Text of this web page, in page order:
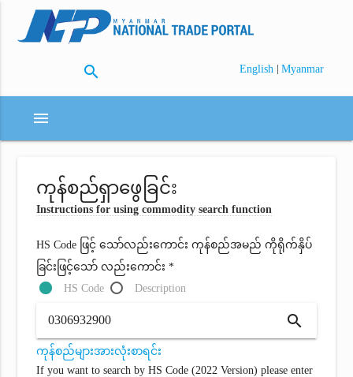
search English | Myanmar
menu
ကုန်စည်ရှာဖွေခြင်း
Instructions for using commodity search function
HS Code ဖြင့် သော်လည်းကောင်း ကုန်စည်အမည် ကိုရိုက်နှိပ်
ခြင်းဖြင့်သော် လည်းကောင်း *
HS Code
Description
search
ကုန်စည်များအားလုံးစာရင်း
If you want to search by HS Code (2022 Version) please enter